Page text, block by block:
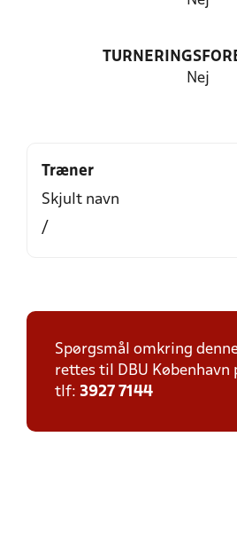
Nej
Træner
Skjult navn
/
Spørgsmål omkring
rettes til DBU København
tlf: 3927 7144